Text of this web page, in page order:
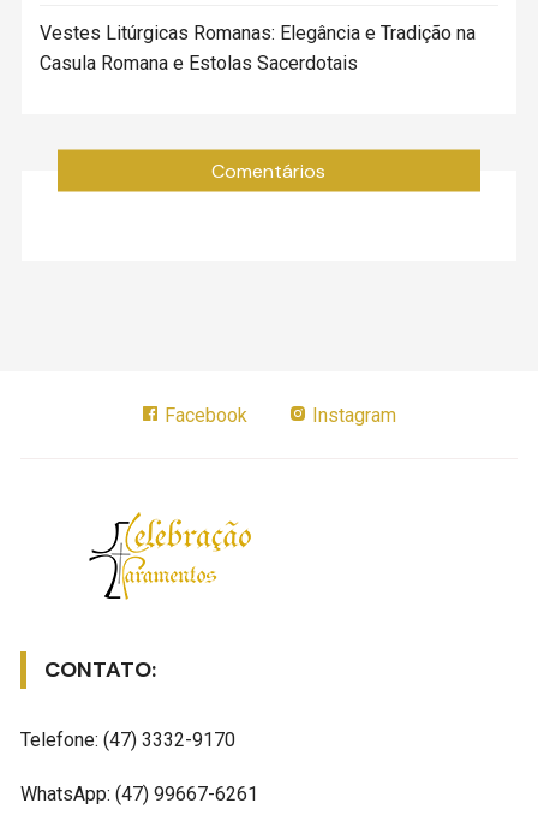
Vestes Litúrgicas Romanas: Elegância e Tradição na
Casula Romana e Estolas Sacerdotais
Comentários
Facebook Instagram
CONTATO:
Telefone: (47) 3332-9170
WhatsApp: (47) 99667-6261